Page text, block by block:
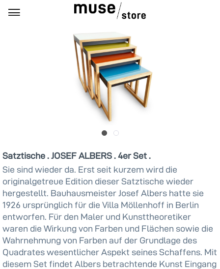
Satztische . JOSEF ALBERS . 4er Set .
Sie sind wieder da. Erst seit kurzem wird die
originalgetreue Edition dieser Satztische wieder
hergestellt. Bauhausmeister Josef Albers hatte sie
1926 ursprünglich für die Villa Möllenhoff in Berlin
entworfen. Für den Maler und Kunsttheoretiker
waren die Wirkung von Farben und Flächen sowie die
Wahrnehmung von Farben auf der Grundlage des
Quadrates wesentlicher Aspekt seines Schaffens. Mit
diesem Set findet Albers betrachtende Kunst Eingang